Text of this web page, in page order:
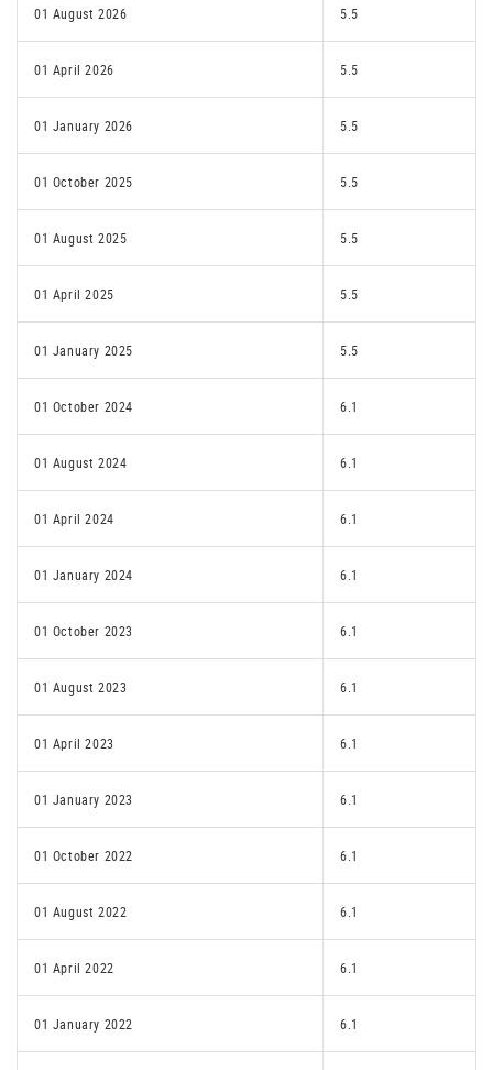
01 August 2026 5.5
01 April 2026 5.5
01 January 2026 5.5
01 October 2025 5.5
01 August 2025 5.5
01 April 2025 5.5
01 January 2025 5.5
01 October 2024 6.1
01 August 2024 6.1
01 April 2024 6.1
01 January 2024 6.1
01 October 2023 6.1
01 August 2023 6.1
01 April 2023 6.1
01 January 2023 6.1
01 October 2022 6.1
01 August 2022 6.1
01 April 2022 6.1
01 January 2022 6.1